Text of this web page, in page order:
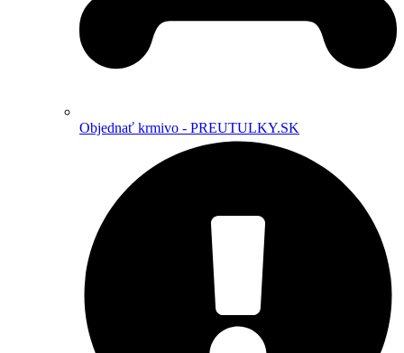
Objednať krmivo - PREUTULKY.SK